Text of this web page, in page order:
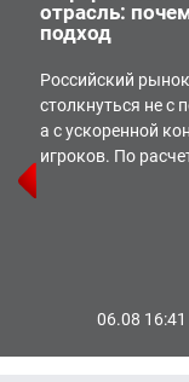
отрасль:
подход
Российский
столкнуться не с
а с ускоренной
игроков. По
06.08 16:41